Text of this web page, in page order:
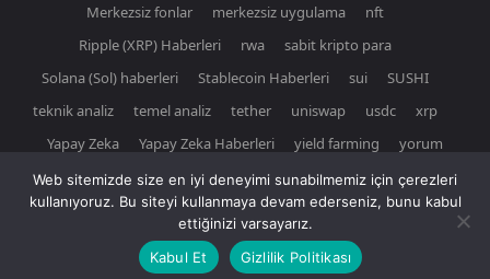
Merkezsiz fonlar
merkezsiz uygulama
nft
Ripple (XRP) Haberleri
rwa
sabit kripto para
Solana (Sol) haberleri
Stablecoin Haberleri sui
SUSHI
teknik analiz
temel analiz tether uniswap usdc
xrp
Yapay Zeka
Yapay Zeka Haberleri yield farming yorum
© Newspaper WordPress Theme by TagDiv
Web sitemizde size en iyi deneyimi sunabilmemiz için çerezleri
kullanıyoruz. Bu siteyi kullanmaya devam ederseniz, bunu kabul
ettiğinizi varsayarız.
Kabul Et
Gizlilik Politikası